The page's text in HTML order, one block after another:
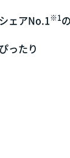
ェアNo.1※1
ったり